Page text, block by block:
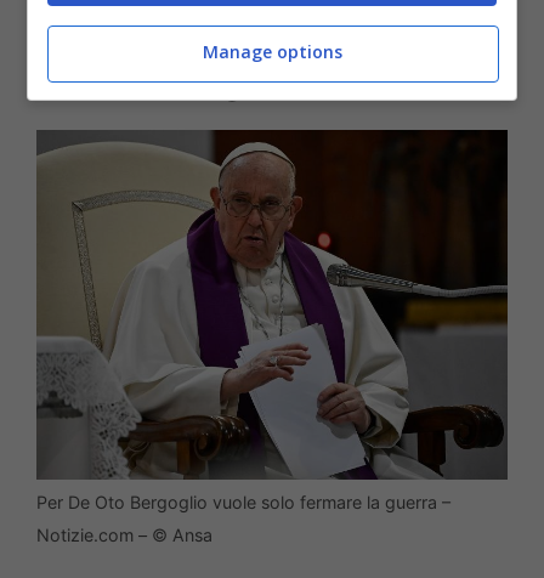
De Oto: “Il Papa vuole
fermare la guerra”
Per De Oto Bergoglio vuole solo fermare la guerra –
Notizie.com – © Ansa
Manage options